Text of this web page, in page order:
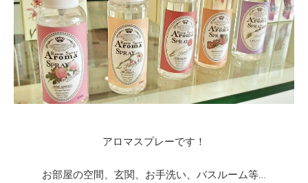
アロマスプレーです！
お部屋の空間、玄関、お手洗い、バスルーム等…